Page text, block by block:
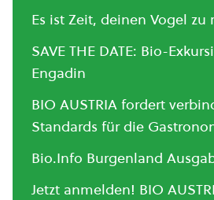
Es ist Zeit, deinen Vogel zu
SAVE THE DATE: Bio-
Engadin
BIO AUSTRIA fordert
Standards für die
Bio.Info Burgenland
Jetzt anmelden! BIO